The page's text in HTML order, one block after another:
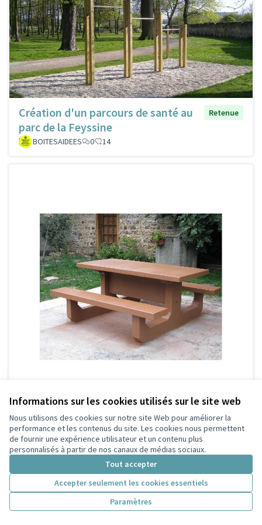
Informations sur les cookies utilisés sur le site web
Nous utilisons des cookies sur notre site Web pour améliorer la
performance et les contenus du site. Les cookies nous permettent
de fournir une expérience utilisateur et un contenu plus
personnalisés à partir de nos canaux de médias sociaux.
Tout accepter
Accepter seulement les cookies essentiels
Paramètres
Création d'un parcours de santé au
parc de la Feyssine
Retenue
BOITESAIDEES 0 14
Des tables pour pique niquer en
famille
Retenue
Vieira Philippe 1 12